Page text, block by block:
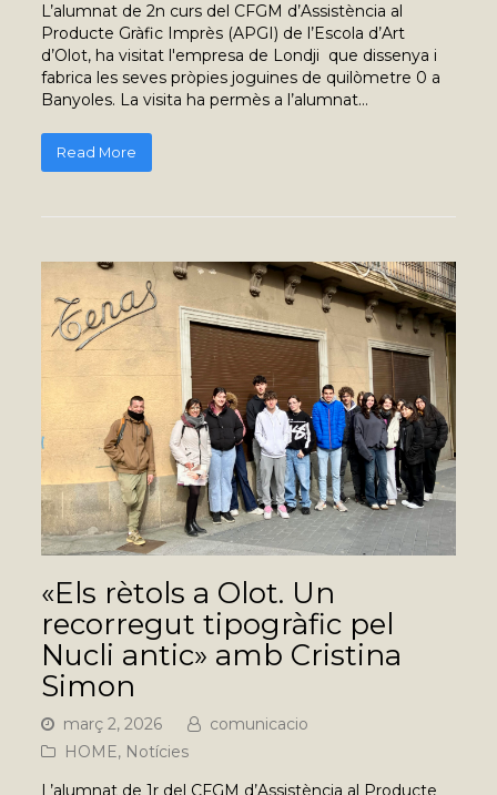
L’alumnat de 2n curs del CFGM d’Assistència al
Producte Gràfic Imprès (APGI) de l’Escola d’Art
d’Olot, ha visitat l'empresa de Londji que dissenya i
fabrica les seves pròpies joguines de quilòmetre 0 a
Banyoles. La visita ha permès a l’alumnat…
Read More
«Els rètols a Olot. Un
recorregut tipogràfic pel
Nucli antic» amb Cristina
Simon
març 2, 2026
comunicacio
HOME, Notícies
L’alumnat de 1r del CFGM d’Assistència al Producte